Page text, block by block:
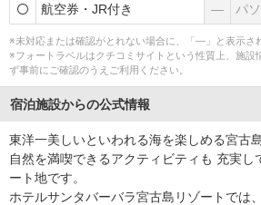
航空券・JR付き ― パ
※未対応または確認がとれない場合に、「―」と表示さ
※フォートラベルはクチコミサイトという性質上、施設
ず事前にご確認のうえご利用ください。
宿泊施設からの公式情報
東洋一美しいといわれる海を楽しめる宮古島
自然を満喫できるアクティビティも 充実し
ート地です。
ホテルサンタバーバラ宮古島リゾートでは